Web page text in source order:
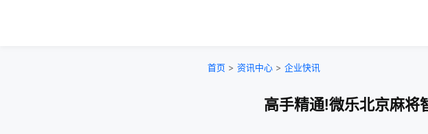
首页 > 资讯中心 > 企业快讯
高手精通!微乐北京麻将